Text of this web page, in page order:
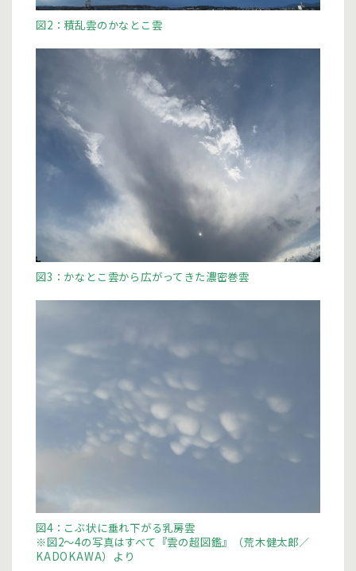
図2：積乱雲のかなとこ雲
図3：かなとこ雲から広がってきた濃密巻雲
図4：こぶ状に垂れ下がる乳房雲
※図2～4の写真はすべて『雲の超図鑑』（荒木健太郎／
KADOKAWA）より